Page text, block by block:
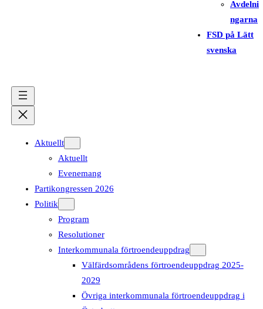
Avdelni
ngarna
FSD på Lätt
svenska
Aktuellt
Aktuellt
Evenemang
Partikongressen 2026
Politik
Program
Resolutioner
Interkommunala förtroendeuppdrag
Välfärdsområdens förtroendeuppdrag 2025-
2029
Övriga interkommunala förtroendeuppdrag i